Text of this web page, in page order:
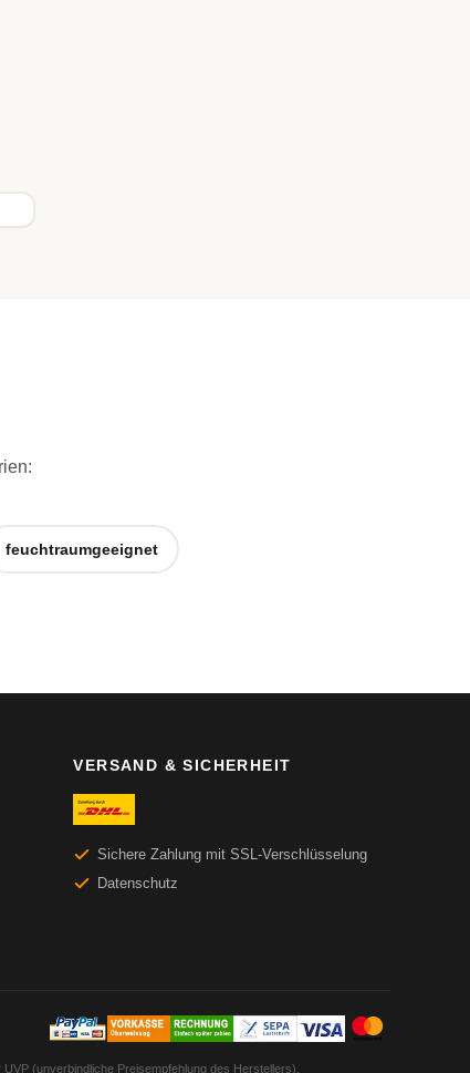
feuchtraumgeeignet
VERSAND & SICHERHEIT
Sichere Zahlung mit SSL-Verschlüsselung
Datenschutz
(unverbindliche Preisempfehlung des Herstellers).